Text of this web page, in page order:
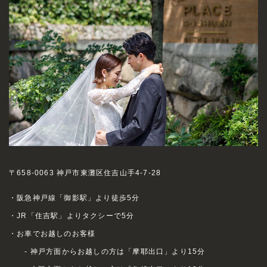
〒658-0063 神戸市東灘区住吉山手4-7-28
・阪急神戸線「御影駅」より徒歩5分
・JR「住吉駅」よりタクシーで5分
・お車でお越しのお客様
- 神戸方面からお越しの方は「摩耶出口」より15分